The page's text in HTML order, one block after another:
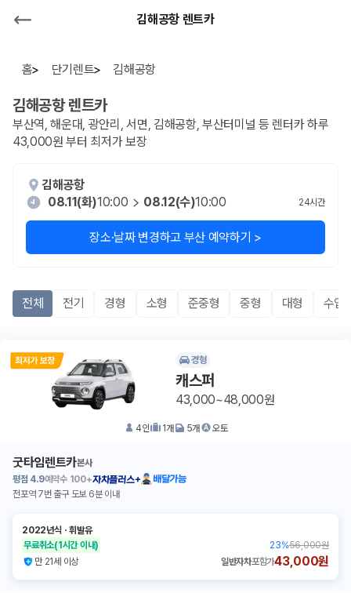
김해공항 렌트카
홈 단기렌트 김해공항
김해공항렌트카
부산역, 해운대, 광안리, 서면, 김해공항, 부산터미널 등 렌터카 하루
43,000원 부터 최저가 보장
김해공항
08.11(화)10:00 08.12(수)10:00 24시간
장소·날짜 변경하고 부산 예약하기 >
전체 전기 경형 소형 준중형 중형 대형 수입
경형
캐스퍼
43,000~48,000원
4인 1개 5개 오토
굿타임렌트카본사
평점 4.9예약수 100+자차플러스+
배달가능
전포역 7번 출구 도보 6분 이내
2022년식 ㆍ휘발유
무료취소(1시간 이내) 23%56,000원
만 21세 이상
일반자차포함가43,000원